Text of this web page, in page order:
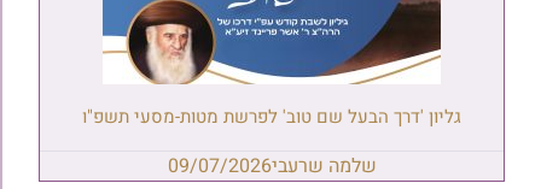
גליון 'דרך הבעל שם טוב' לפרשת מטות-מסעי תשפ"ו
שלמה שרעבי09/07/2026